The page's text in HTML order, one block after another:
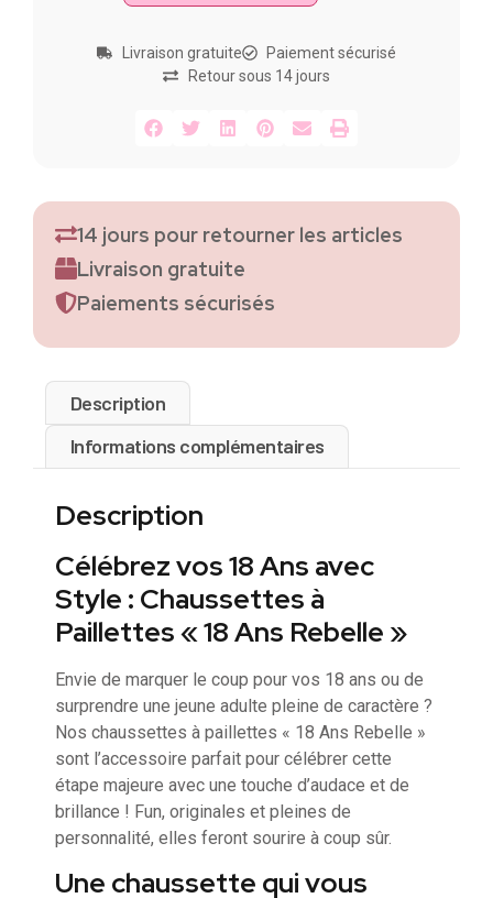
Livraison gratuite
Paiement sécurisé
Retour sous 14 jours
14 jours pour retourner les articles
Livraison gratuite
Paiements sécurisés
Description
Informations complémentaires
Description
Célébrez vos 18 Ans avec
Style : Chaussettes à
Paillettes « 18 Ans Rebelle »
Envie de marquer le coup pour vos 18 ans ou de
surprendre une jeune adulte pleine de caractère ?
Nos chaussettes à paillettes « 18 Ans Rebelle »
sont l’accessoire parfait pour célébrer cette
étape majeure avec une touche d’audace et de
brillance ! Fun, originales et pleines de
personnalité, elles feront sourire à coup sûr.
Une chaussette qui vous